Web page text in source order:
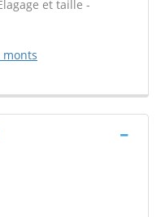
et taille -
monts